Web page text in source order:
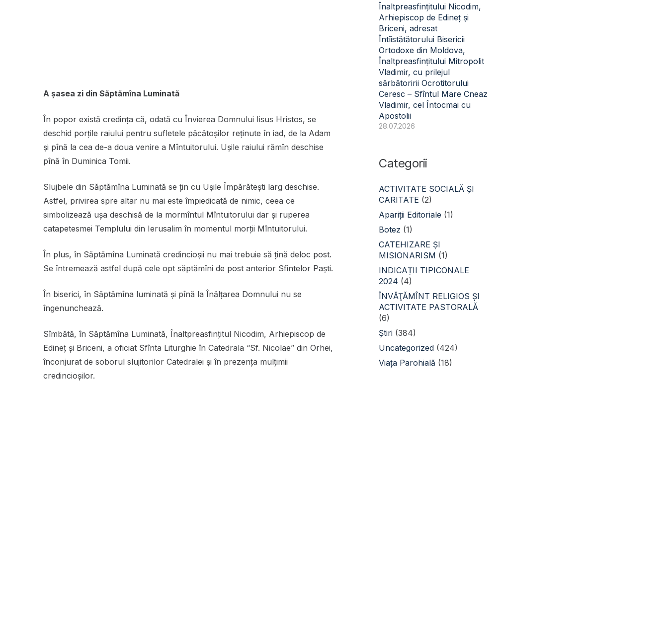
A șasea zi din Săptămîna Luminată
În popor există credinţa că, odată cu Învierea Domnului Iisus Hristos, se
deschid porţile raiului pentru sufletele păcătoşilor reţinute în iad, de la Adam
şi pînă la cea de-a doua venire a Mîntuitorului. Uşile raiului rămîn deschise
pînă în Duminica Tomii.
Slujbele din Săptămîna Luminată se țin cu Ușile Împărătești larg deschise.
Astfel, privirea spre altar nu mai este împiedicată de nimic, ceea ce
simbolizează ușa deschisă de la mormîntul Mîntuitorului dar și ruperea
catapetesmei Templului din Ierusalim în momentul morții Mîntuitorului.
În plus, în Săptămîna Luminată credincioșii nu mai trebuie să țină deloc post.
Se întremează astfel după cele opt săptămîni de post anterior Sfintelor Paști.
În biserici, în Săptămîna luminată și pînă la Înălțarea Domnului nu se
îngenunchează.
Sîmbătă, în Săptămîna Luminată, Înaltpreasfinţitul Nicodim, Arhiepiscop de
Edineţ şi Briceni, a oficiat Sfînta Liturghie în Catedrala “Sf. Nicolae” din Orhei,
înconjurat de soborul slujitorilor Catedralei şi în prezenţa mulţimii
credincioşilor.
Înaltpreasfințitului Nicodim,
Arhiepiscop de Edineț și
Briceni, adresat
Întîistătătorului Bisericii
Ortodoxe din Moldova,
Înaltpreasfințitului Mitropolit
Vladimir, cu prilejul
sărbătoririi Ocrotitorului
Ceresc – Sfîntul Mare Cneaz
Vladimir, cel Întocmai cu
Apostolii
28.07.2026
Categorii
ACTIVITATE SOCIALĂ ŞI
CARITATE (2)
Apariții Editoriale (1)
Botez (1)
CATEHIZARE ŞI
MISIONARISM (1)
INDICAȚII TIPICONALE
2024 (4)
ÎNVĂŢĂMÎNT RELIGIOS ŞI
ACTIVITATE PASTORALĂ
(6)
Știri (384)
Uncategorized (424)
Viața Parohială (18)